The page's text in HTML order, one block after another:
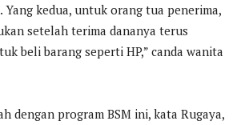
kedua, untuk orang tua penerima,
setelah terima dananya terus
beli barang seperti HP,” canda wanita
dengan program BSM ini, kata Rugaya,